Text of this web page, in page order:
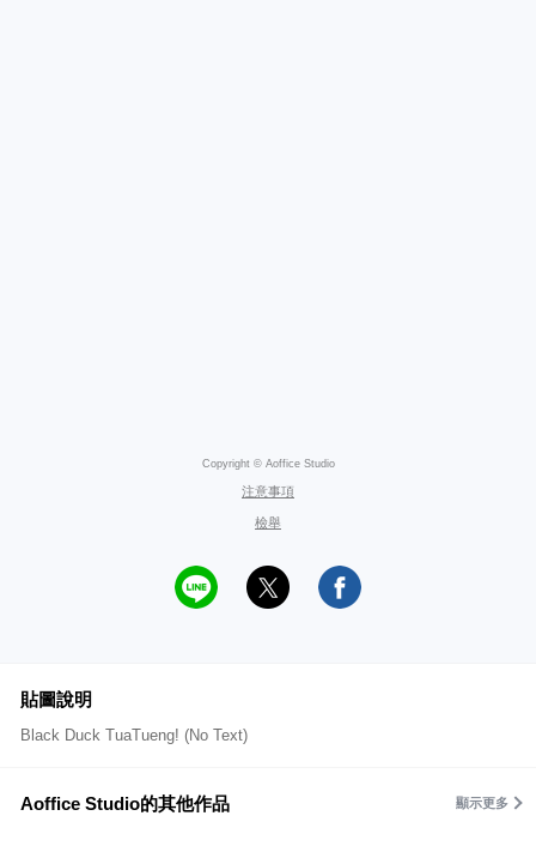
Copyright © Aoffice Studio
注意事項
檢舉
貼圖說明
Black Duck TuaTueng! (No Text)
Aoffice Studio的其他作品 顯示更多